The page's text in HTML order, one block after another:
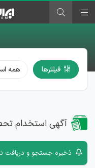
فیلترها همه
آگهی استخدام
ذخیره جستجو و دریافت